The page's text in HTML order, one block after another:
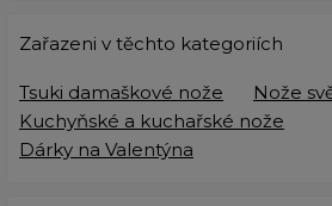
Zařazeni v těchto kategoriích
Tsuki damaškové nože
Nože
Kuchyňské a kuchařské nože
Dárky na Valentýna